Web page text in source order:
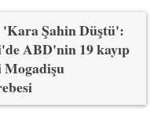
Şahin Düştü':
ABD'nin 19 kayıp
Mogadişu